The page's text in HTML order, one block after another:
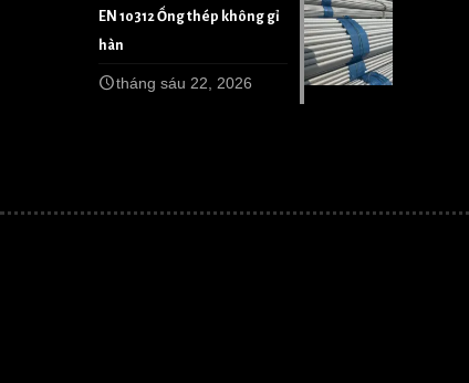
EN 10312 Ống thép không gỉ
hàn
tháng sáu 22, 2026